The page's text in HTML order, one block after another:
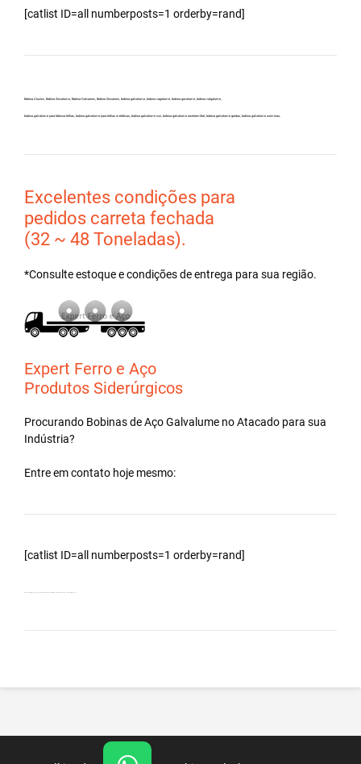
[catlist ID=all numberposts=1 orderby=rand]
Bobina Aluzinc, Bobina Zincalume, Bobina Galvanew, Bobina Zincanew, bobina galvolume, bobina vagalume, bobina gavolume, bobina valgalume,
bobina galvalume para fabricar telhas, bobina galvalume para telhas metálicas, bobina galvalume csn, bobina galvalume arcelormittal, bobina galvalume gerdau, bobina galvalume usiminas,
Excelentes condições para
pedidos carreta fechada
(32 ~ 48 Toneladas).
*Consulte estoque e condições de entrega para sua região.
Expert Ferro e Aço
Produtos Siderúrgicos
Procurando Bobinas deAço Galvalume noAtacado para sua
Indústria?
Entre em contato hoje mesmo:
[catlist ID=all numberposts=1 orderby=rand]